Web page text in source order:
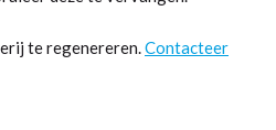
te regenereren.Contacteer